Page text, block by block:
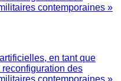
contemporaines »
en tant que
des